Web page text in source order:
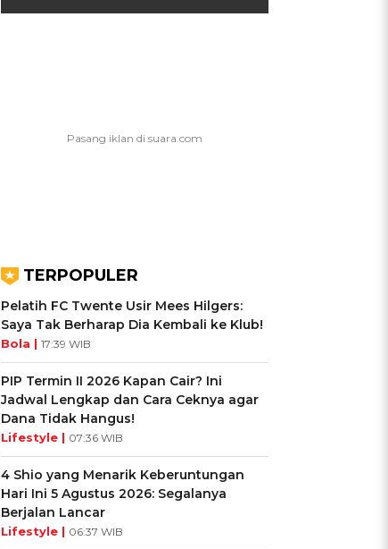
TERPOPULER
Pelatih FC Twente Usir Mees Hilgers:
Saya Tak Berharap Dia Kembali ke Klub!
Bola | 17:39 WIB
PIP Termin II 2026 Kapan Cair? Ini
Jadwal Lengkap dan Cara Ceknya agar
Dana Tidak Hangus!
Lifestyle | 07:36 WIB
4 Shio yang Menarik Keberuntungan
Hari Ini 5 Agustus 2026: Segalanya
Berjalan Lancar
Lifestyle | 06:37 WIB